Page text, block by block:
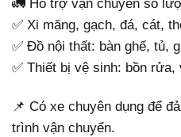
🚛 Hỗ trợ vận chuyển số
✅ Xi măng, gạch, đá, cát,
✅ Đồ nội thất: bàn ghế, tủ,
✅ Thiết bị vệ sinh: bồn
📌 Có xe chuyên dụng để
trình vận chuyển.